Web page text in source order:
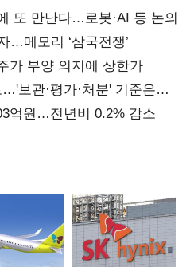
또 만난다…로봇·AI 등 논의
…메모리 ‘삼국전쟁’
가 부양 의지에 상한가
보관·평가·처분' 기준은
억원…전년비 0.2% 감소